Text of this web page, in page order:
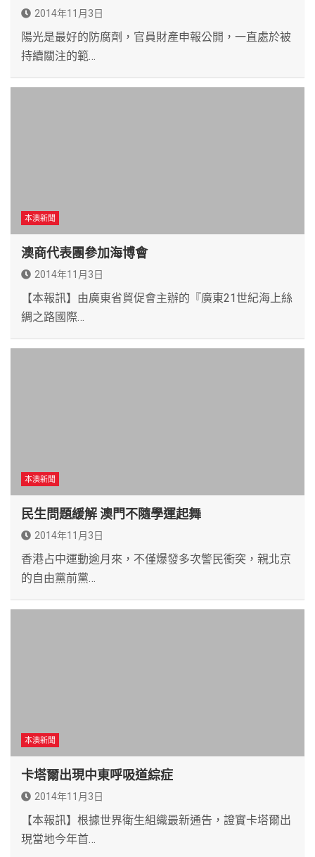
2014年11月3日
陽光是最好的防腐劑，官員財產申報公開，一直處於被
持續關注的範…
本澳新聞
澳商代表團參加海博會
2014年11月3日
【本報訊】由廣東省貿促會主辦的『廣東21世紀海上絲
綢之路國際…
本澳新聞
民生問題緩解 澳門不隨學運起舞
2014年11月3日
香港占中運動逾月來，不僅爆發多次警民衝突，親北京
的自由黨前黨…
本澳新聞
卡塔爾出現中東呼吸道綜症
2014年11月3日
【本報訊】根據世界衛生組織最新通告，證實卡塔爾出
現當地今年首…